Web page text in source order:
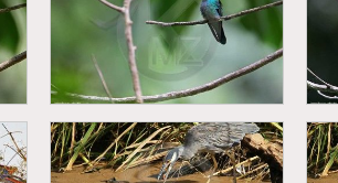
Singe hurleur a manteau
(Alouatta palliata)